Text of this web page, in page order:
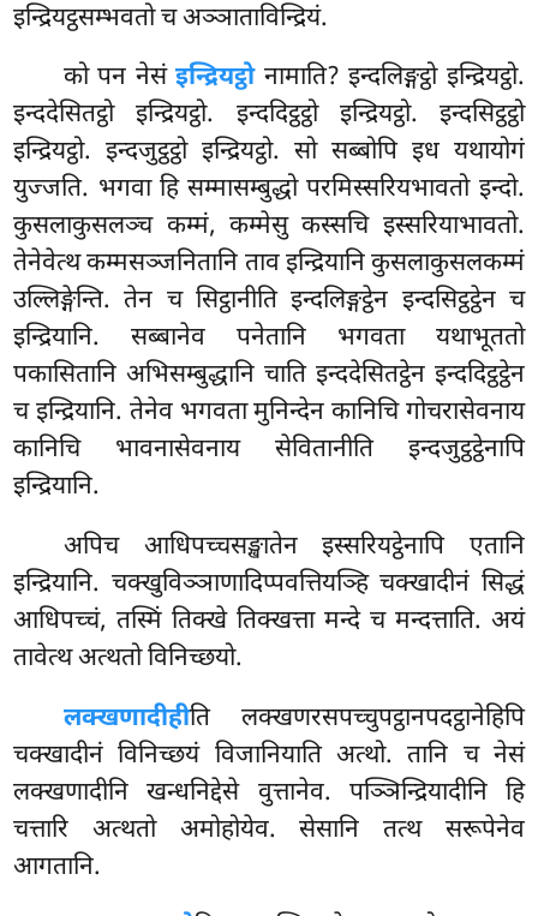
इन्द्रियट्ठसम्भवतो च अञ्ञाताविन्द्रियं.
को पन नेसंइन्द्रियट्ठोनामाति? इन्दलिङ्गट्ठो इन्द्रियट्ठो.
इन्ददेसितट्ठो इन्द्रियट्ठो. इन्ददिट्ठट्ठो इन्द्रियट्ठो. इन्दसिट्ठट्ठो
इन्द्रियट्ठो. इन्दजुट्ठट्ठो इन्द्रियट्ठो. सो सब्बोपि इध यथायोगं
युज्जति. भगवा हि सम्मासम्बुद्धो परमिस्सरियभावतो इन्दो.
कुसलाकुसलञ्च कम्मं, कम्मेसु कस्सचि इस्सरियाभावतो.
तेनेवेत्थ कम्मसञ्जनितानि ताव इन्द्रियानि कुसलाकुसलकम्मं
उल्लिङ्गेन्ति. तेन च सिट्ठानीति इन्दलिङ्गट्ठेन इन्दसिट्ठट्ठेन च
इन्द्रियानि. सब्बानेव पनेतानि भगवता यथाभूततो
पकासितानि अभिसम्बुद्धानि चाति इन्ददेसितट्ठेन इन्ददिट्ठट्ठेन
च इन्द्रियानि. तेनेव भगवता मुनिन्देन कानिचि गोचरासेवनाय
कानिचि भावनासेवनाय सेवितानीति इन्दजुट्ठट्ठेनापि
इन्द्रियानि.
अपिच आधिपच्चसङ्खातेन इस्सरियट्ठेनापि एतानि
इन्द्रियानि. चक्खुविञ्ञाणादिप्पवत्तियञ्हि चक्खादीनं सिद्धं
आधिपच्चं, तस्मिं तिक्खे तिक्खत्ता मन्दे च मन्दत्ताति. अयं
तावेत्थ अत्थतो विनिच्छयो.
लक्खणादीहीति लक्खणरसपच्चुपट्ठानपदट्ठानेहिपि
चक्खादीनं विनिच्छयं विजानियाति अत्थो. तानि च नेसं
लक्खणादीनि खन्धनिद्देसे वुत्तानेव. पञ्ञिन्द्रियादीनि हि
चत्तारि अत्थतो अमोहोयेव. सेसानि तत्थ सरूपेनेव
आगतानि.